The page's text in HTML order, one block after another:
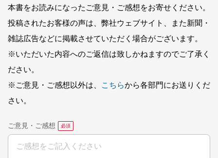
本書をお読みになったご意見・ご感想をお寄せください。
投稿されたお客様の声は、弊社ウェブサイト、また新聞・
雑誌広告などに掲載させていただく場合がございます。
※いただいた内容へのご返信は致しかねますのでご了承く
ださい。
※ご意見・ご感想以外は、
こちらから各部門にお送りくだ
さい。
ご意見・ご感想